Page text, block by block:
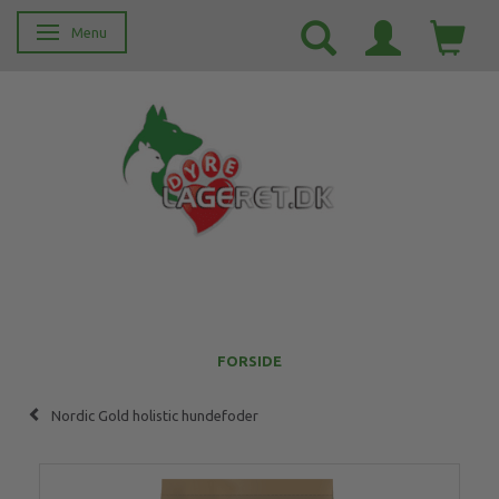
Skifte navigation
Menu
FORSIDE
Nordic Gold holistic hundefoder